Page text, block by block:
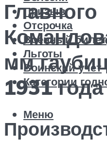
Призыв
Отсрочка
Военный билет
Льготы
Воинский учет
Категории
Меню
Главного
мм
1931 года